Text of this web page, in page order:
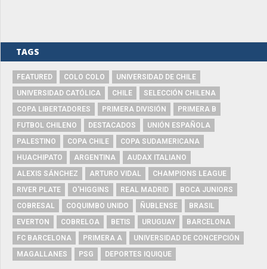
TAGS
FEATURED COLO COLO
UNIVERSIDAD DE CHILE
UNIVERSIDAD CATÓLICA
CHILE
SELECCIÓN CHILENA
COPA LIBERTADORES
PRIMERA DIVISIÓN
PRIMERA B
FUTBOL CHILENO
DESTACADOS
UNIÓN ESPAÑOLA
PALESTINO
COPA CHILE
COPA SUDAMERICANA
HUACHIPATO
ARGENTINA
AUDAX ITALIANO
ALEXIS SÁNCHEZ
ARTURO VIDAL
CHAMPIONS LEAGUE
RIVER PLATE
O'HIGGINS REAL MADRID
BOCA JUNIORS
COBRESAL
COQUIMBO UNIDO ÑUBLENSE
BRASIL
EVERTON
COBRELOA BETIS URUGUAY
BARCELONA
FC BARCELONA
PRIMERA A
UNIVERSIDAD DE CONCEPCIÓN
MAGALLANES
PSG DEPORTES IQUIQUE